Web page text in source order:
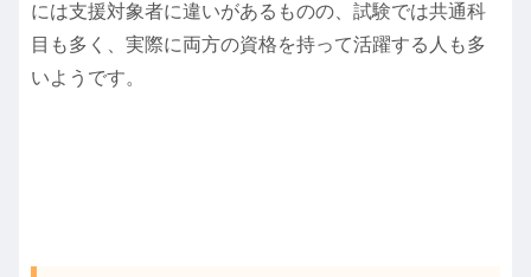
には支援対象者に違いがあるものの、試験では共通科
目も多く、実際に両方の資格を持って活躍する人も多
いようです。